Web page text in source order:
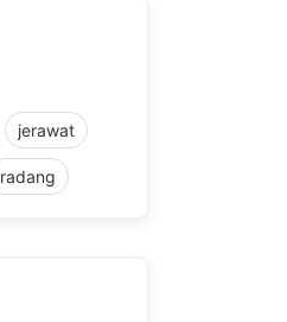
jerawat
radang